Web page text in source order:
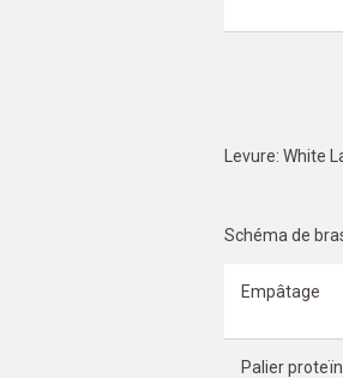
Levure: White
Schéma de
Empâtage
Palier